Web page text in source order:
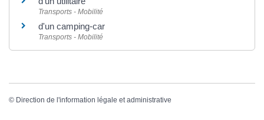
Transports - Mobilité
d'un camping-car
Transports - Mobilité
© Direction de l'information légale et administrative